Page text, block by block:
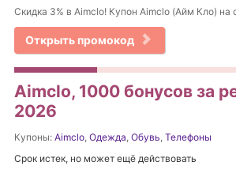
Скидка 3% в Aimclo! Купон Aimclo (Айм Кло) на
Открыть промокод
Aimclo, 1000 бонусов за
2026
Купоны: Aimclo, Одежда, Обувь, Телефоны
Срок истек, но может ещё действовать